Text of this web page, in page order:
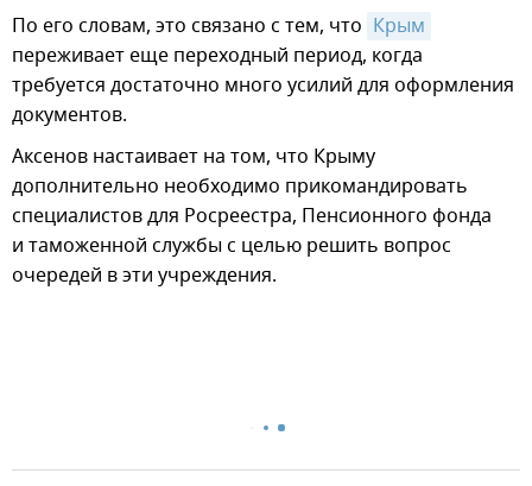
По его словам, это связано с тем, что Крым
переживает еще переходный период, когда
требуется достаточно много усилий для оформления
документов.
Аксенов настаивает на том, что Крыму
дополнительно необходимо прикомандировать
специалистов для Росреестра, Пенсионного фонда
и таможенной службы с целью решить вопрос
очередей в эти учреждения.